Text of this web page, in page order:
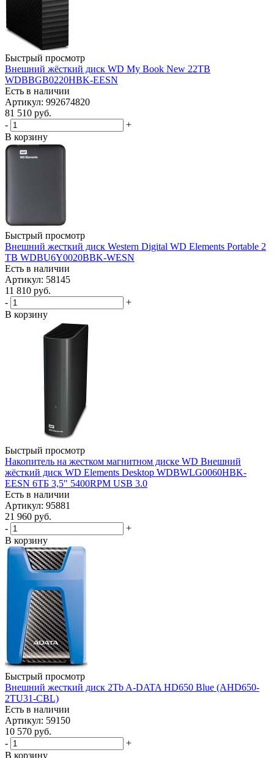
Быстрый просмотр
Внешний жёсткий диск WD My Book New 22TB
WDBBGB0220HBK-EESN
Есть в наличии
Артикул: 992674820
81 510 руб.
-
+
В корзину
Быстрый просмотр
Внешний жесткий диск Western Digital WD Elements Portable 2
TB WDBU6Y0020BBK-WESN
Есть в наличии
Артикул: 58145
11 810 руб.
-
+
В корзину
Быстрый просмотр
Накопитель на жестком магнитном диске WD Внешний
жёсткий диск WD Elements Desktop WDBWLG0060HBK-
EESN 6ТБ 3,5" 5400RPM USB 3.0
Есть в наличии
Артикул: 95881
21 960 руб.
-
+
В корзину
Быстрый просмотр
Внешний жесткий диск 2Tb A-DATA HD650 Blue (AHD650-
2TU31-CBL)
Есть в наличии
Артикул: 59150
10 570 руб.
-
+
В корзину